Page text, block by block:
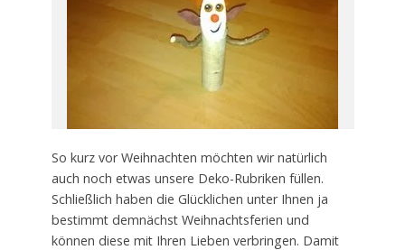
So kurz vor Weihnachten möchten wir natürlich
auch noch etwas unsere Deko-Rubriken füllen.
Schließlich haben die Glücklichen unter Ihnen ja
bestimmt demnächst Weihnachtsferien und
können diese mit Ihren Lieben verbringen. Damit